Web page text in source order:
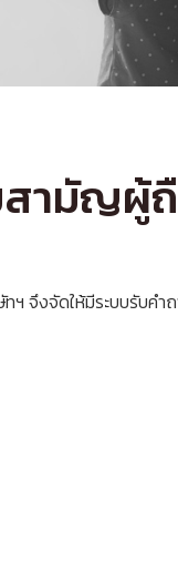
ามัญผู้
จึงจัดให้มีระบบรับคำ